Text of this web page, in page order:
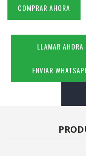
COMPRAR AHORA
LLAMAR AHORA
ENVIAR